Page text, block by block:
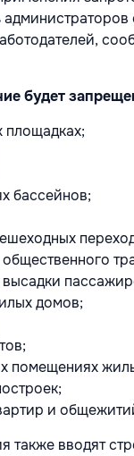
будет
площадках;
бассейнов;
домов;
помещениях
и
также вводят